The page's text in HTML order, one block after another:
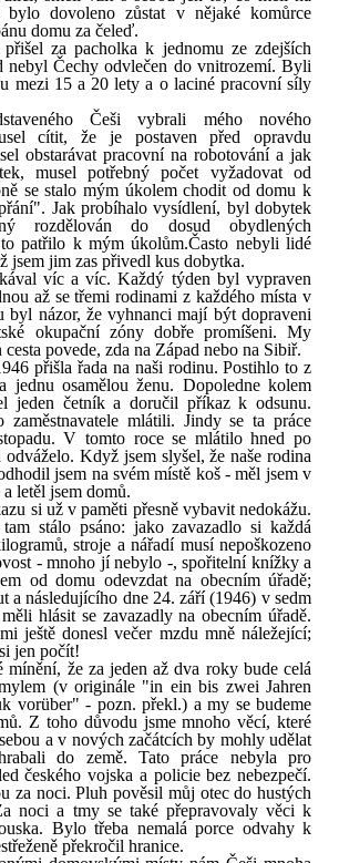
dovoleno zůstat v nějaké komůrce
domu za čeleď.
za pacholka k jednomu ze zdejších
nebyl Čechy odvlečen do vnitrozemí. Byli
mezi 15 a 20 lety a o laciné pracovní síly
Češi vybrali mého nového
cítit, že je postaven před opravdu
obstarávat pracovní na robotování a jak
musel potřebný počet vyžadovat od
se stalo mým úkolem chodit od domu k
Jak probíhalo vysídlení, byl dobytek
rozdělován do dosud obydlených
patřilo k mým úkolům.Často nebyli lidé
jsem jim zas přivedl kus dobytka.
víc a víc. Každý týden byl vypraven
až se třemi rodinami z každého místa v
byl názor, že vyhnanci mají být dopraveni
okupační zóny dobře promíšeni. My
povede, zda na Západ nebo na Sibiř.
přišla řada na naši rodinu. Postihlo to z
osamělou ženu. Dopoledne kolem
jeden četník a doručil příkaz k odsunu.
zaměstnavatele mlátili. Jindy se ta práce
V tomto roce se mlátilo hned po
Když jsem slyšel, že naše rodina
jsem na svém místě koš - měl jsem v
letěl jsem domů.
si už v paměti přesně vybavit nedokážu.
stálo psáno: jako zavazadlo si každá
stroje a nářadí musí nepoškozeno
- mnoho jí nebylo -, spořitelní knížky a
od domu odevzdat na obecním úřadě;
a následujícího dne 24. září (1946) v sedm
hlásit se zavazadly na obecním úřadě.
ještě donesl večer mzdu mně náležející;
jen počít!
mínění, že za jeden až dva roky bude celá
(v originále "in ein bis zwei Jahren
vorüber" - pozn. překl.) a my se budeme
Z toho důvodu jsme mnoho věcí, které
a v nových začátcích by mohly udělat
do země. Tato práce nebyla pro
českého vojska a policie bez nebezpečí.
za noci. Pluh pověsil můj otec do hustých
noci a tmy se také přepravovaly věci k
Bylo třeba nemalá porce odvahy k
překročil hranice.